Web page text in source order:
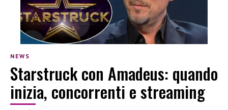
NEWS
Starstruck con Amadeus: quando
inizia, concorrenti e streaming